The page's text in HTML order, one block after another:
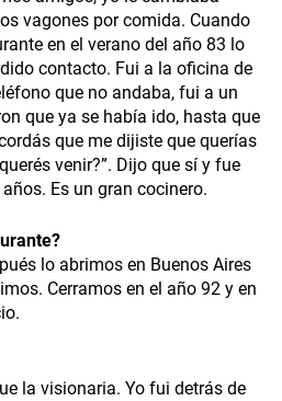
vagones por comida. Cuando
en el verano del año 83 lo
contacto. Fui a la oficina de
que no andaba, fui a un
que ya se había ido, hasta que
que me dijiste que querías
venir?”. Dijo que sí y fue
Es un gran cocinero.
lo abrimos en Buenos Aires
Cerramos en el año 92 y en
la visionaria. Yo fui detrás de